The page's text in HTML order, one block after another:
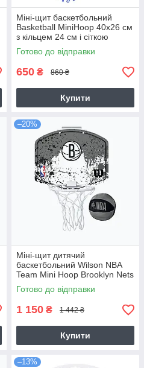
Міні-щит баскетбольний
Basketball MiniHoop 40х26 см
з кільцем 24 см і сіткою
(MR1184)
Готово до відправки
650 ₴ 860 ₴
Купити
–20%
Міні-щит дитячий
баскетбольний Wilson NBA
Team Mini Hoop Brooklyn Nets
(WTBA1302BRO)
Готово до відправки
1 150 ₴ 1 442 ₴
Купити
–13%